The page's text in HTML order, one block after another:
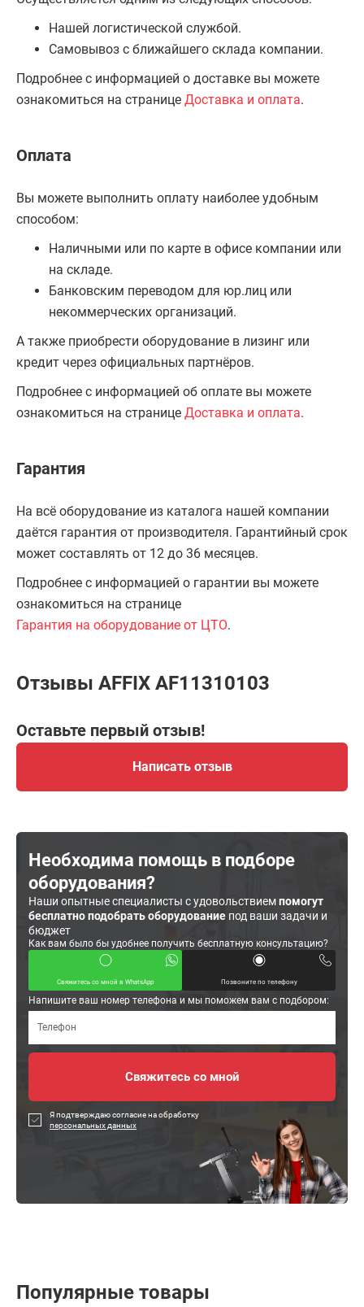
Нашей логистической службой.
Самовывоз с ближайшего склада компании.
Подробнее с информацией о доставке вы можете
ознакомиться на странице Доставка и оплата.
Оплата
Вы можете выполнить оплату наиболее удобным
способом:
Наличными или по карте в офисе компании или
на складе.
Банковским переводом для юр.лиц или
некоммерческих организаций.
А также приобрести оборудование в лизинг или
кредит через официальных партнёров.
Подробнее с информацией об оплате вы можете
ознакомиться на странице Доставка и оплата.
Гарантия
На всё оборудование из каталога нашей компании
даётся гарантия от производителя. Гарантийный срок
может составлять от 12 до 36 месяцев.
Подробнее с информацией о гарантии вы можете
ознакомиться на странице
Гарантия на оборудование от ЦТО.
Отзывы AFFIX AF11310103
Оставьте первый отзыв!
Написать отзыв
Необходима помощь в подборе
оборудования?
Наши опытные специалисты с удовольствиемпомогут
бесплатно подобрать оборудование под ваши задачи и
бюджет
Как вам было бы удобнее получить бесплатную консультацию?
Свяжитесь со мной в WhatsApp Позвоните по телефону
Напишите ваш номер телефона и мы поможем вам с подбором:
Я подтверждаю согласие на обработку
персональных данных
Популярные товары